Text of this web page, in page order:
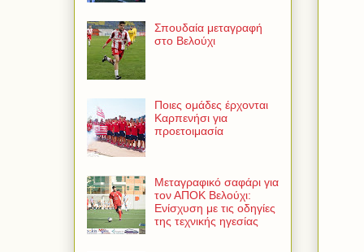
Σπουδαία μεταγραφή
στο Βελούχι
Ποιες ομάδες έρχονται
Καρπενήσι για
προετοιμασία
Μεταγραφικό σαφάρι για
τον ΑΠΟΚ Βελούχι:
Ενίσχυση με τις οδηγίες
της τεχνικής ηγεσίας